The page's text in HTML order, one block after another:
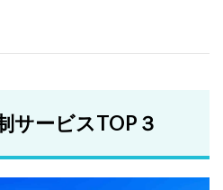
サービスTOP３